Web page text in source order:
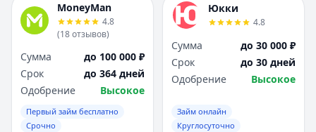
MoneyMan
4.8
(18отзывов)
Сумма
до 100 000 ₽
Срок
до 364 дней
Одобрение
Высокое
Первый займ бесплатно
Срочно
Юкки
4.8
Сумма
до 30 000 ₽
Срок
до 30 дней
Одобрение
Высокое
Займ онлайн
Круглосуточно